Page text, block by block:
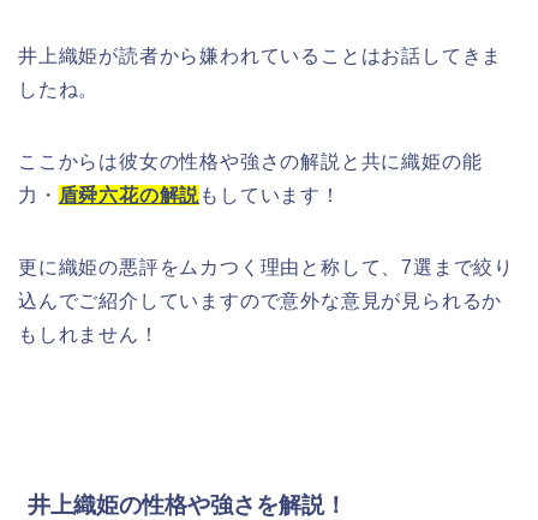
井上織姫が読者から嫌われていることはお話してきま
したね。
ここからは彼女の性格や強さの解説と共に織姫の能
力・ 盾舜六花の解説もしています！
更に織姫の悪評をムカつく理由と称して、7選まで絞り
込んでご紹介していますので意外な意見が見られるか
もしれません！
井上織姫の性格や強さを解説！